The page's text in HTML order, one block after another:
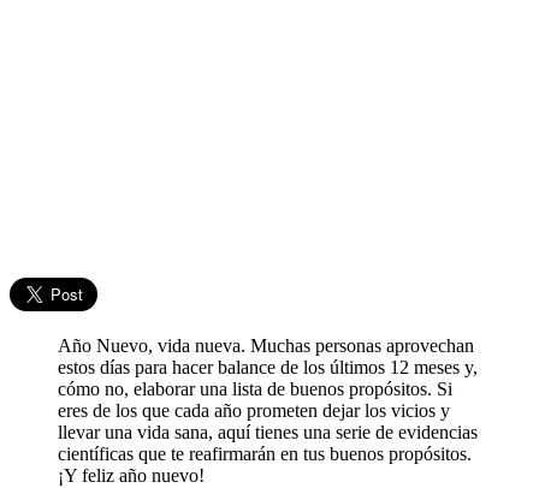
Año Nuevo, vida nueva. Muchas personas aprovechan
estos días para hacer balance de los últimos 12 meses y,
cómo no, elaborar una lista de buenos propósitos. Si
eres de los que cada año prometen dejar los vicios y
llevar una vida sana, aquí tienes una serie de evidencias
científicas que te reafirmarán en tus buenos propósitos.
¡Y feliz año nuevo!